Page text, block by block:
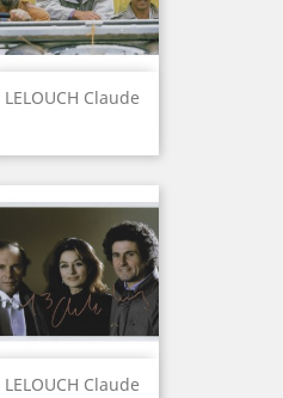
LELOUCH Claude
LELOUCH Claude